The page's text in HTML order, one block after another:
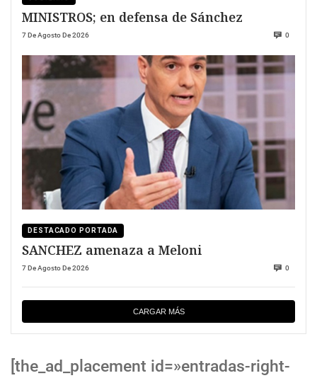
MINISTROS; en defensa de Sánchez
7 De Agosto De 2026 0
DESTACADO PORTADA
SANCHEZ amenaza a Meloni
7 De Agosto De 2026 0
CARGAR MÁS
[the_ad_placement id=»entradas-right-